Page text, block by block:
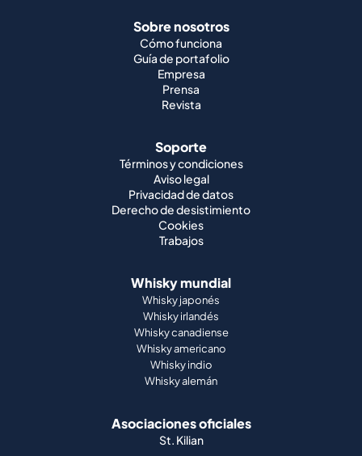
Sobre nosotros
Cómo funciona
Guía de portafolio
Empresa
Prensa
Revista
Soporte
Términos y condiciones
Aviso legal
Privacidad de datos
Derecho de desistimiento
Cookies
Trabajos
Whisky mundial
Whisky japonés
Whisky irlandés
Whisky canadiense
Whisky americano
Whisky indio
Whisky alemán
Asociaciones oficiales
St. Kilian